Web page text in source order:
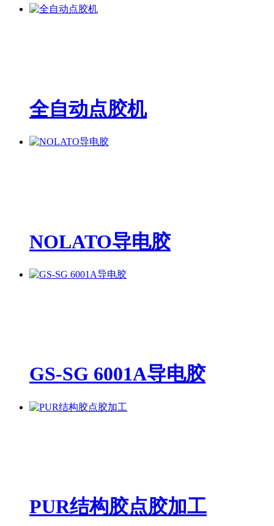
全自动点胶机
NOLATO导电胶
GS-SG 6001A导电胶
PUR结构胶点胶加工